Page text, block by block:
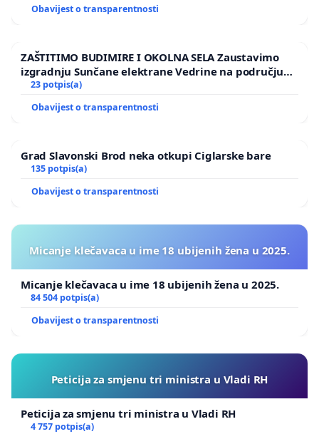
Obavijest o transparentnosti
ZAŠTITIMO BUDIMIRE I OKOLNA SELA Zaustavimo
izgradnju Sunčane elektrane Vedrine na području
Ugljana
23 potpis(a)
Obavijest o transparentnosti
Grad Slavonski Brod neka otkupi Ciglarske bare
135 potpis(a)
Obavijest o transparentnosti
Micanje klečavaca u ime 18 ubijenih žena u 2025.
Micanje klečavaca u ime 18 ubijenih žena u 2025.
84 504 potpis(a)
Obavijest o transparentnosti
Peticija za smjenu tri ministra u Vladi RH
Peticija za smjenu tri ministra u Vladi RH
4 757 potpis(a)